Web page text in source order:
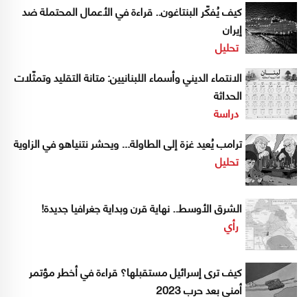
كيف يُفكّر البنتاغون.. قراءة في الأعمال المحتملة ضد
إيران
تحليل
الانتماء الديني وأسماء اللبنانيين: متانة التقليد وتمثّلات
الحداثة
دراسة
ترامب يُعيد غزة إلى الطاولة... ويحشر نتنياهو في الزاوية
تحليل
الشرق الأوسط.. نهاية قرن وبداية جغرافيا جديدة!
رأي
كيف ترى إسرائيل مستقبلها؟ قراءة في أخطر مؤتمر
أمني بعد حرب 2023